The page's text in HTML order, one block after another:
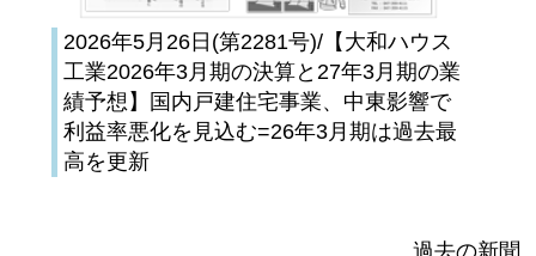
2026年5月26日(第2281号)/【大和ハウス
工業2026年3月期の決算と27年3月期の業
績予想】国内戸建住宅事業、中東影響で
利益率悪化を見込む=26年3月期は過去最
高を更新